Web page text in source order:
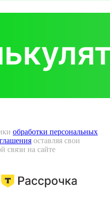
обработки персональных
оставляя свои
связи на сайте